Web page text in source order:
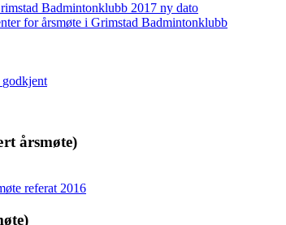
Badmintonklubb 2017 ny dato
for årsmøte i Grimstad Badmintonklubb
årsmøte)
referat 2016